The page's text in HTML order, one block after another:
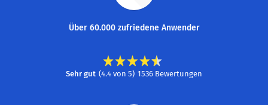
Über 60.000 zufriedene Anwender
Sehr gut (4.4 von 5) 1536 Bewertungen